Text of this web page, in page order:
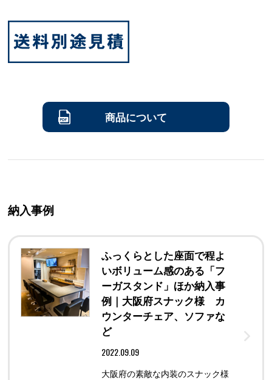
商品について
納入事例
ふっくらとした座面で程よ
いボリューム感のある「フ
ーガスタンド」ほか納入事
例｜大阪府スナック様 カ
ウンターチェア、ソファな
ど
2022.09.09
大阪府の素敵な内装のスナック様